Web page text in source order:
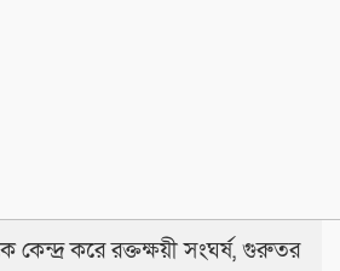
কেন্দ্র করে রক্তক্ষয়ী সংঘর্ষ, গুরুতর